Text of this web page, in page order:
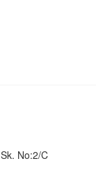
No:2/C